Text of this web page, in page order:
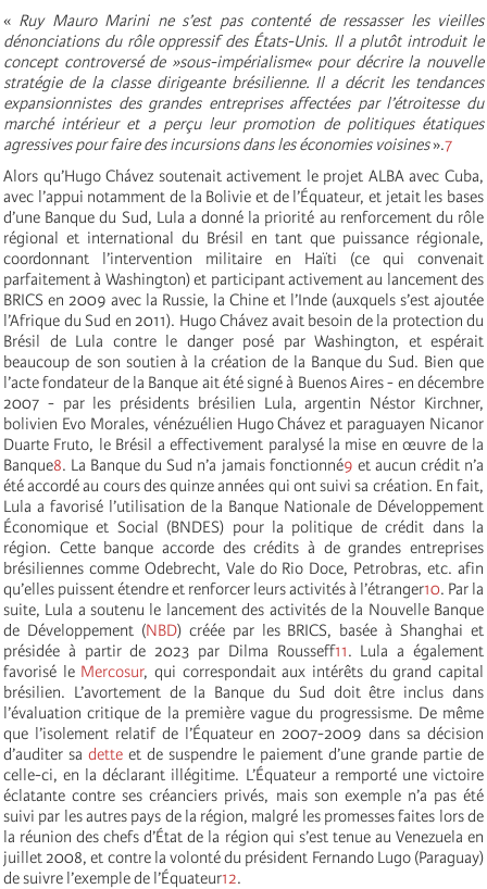
« Ruy Mauro Marini ne s’est pas contenté de ressasser les vieilles
dénonciations du rôle oppressif des États-Unis. Il a plutôt introduit le
concept controversé de »sous-impérialisme« pour décrire la nouvelle
stratégie de la classe dirigeante brésilienne. Il a décrit les tendances
expansionnistes des grandes entreprises affectées par l’étroitesse du
marché intérieur et a perçu leur promotion de politiques étatiques
agressives pour faire des incursions dans les économies voisines».7
Alors qu’Hugo Chávez soutenait activement le projet ALBA avec Cuba,
avec l’appui notamment de la Bolivie et de l’Équateur, et jetait les bases
d’une Banque du Sud, Lula a donné la priorité au renforcement du rôle
régional et international du Brésil en tant que puissance régionale,
coordonnant l’intervention militaire en Haïti (ce qui convenait
parfaitement à Washington) et participant activement au lancement des
BRICS en 2009 avec la Russie, la Chine et l’Inde (auxquels s’est ajoutée
l’Afrique du Sud en 2011). Hugo Chávez avait besoin de la protection du
Brésil de Lula contre le danger posé par Washington, et espérait
beaucoup de son soutien à la création de la Banque du Sud. Bien que
l’acte fondateur de la Banque ait été signé à Buenos Aires - en décembre
2007 - par les présidents brésilien Lula, argentin Néstor Kirchner,
bolivien Evo Morales, vénézuélien Hugo Chávez et paraguayen Nicanor
Duarte Fruto, le Brésil a effectivement paralysé la mise en œuvre de la
Banque8. La Banque du Sud n’a jamais fonctionné9 et aucun crédit n’a
été accordé au cours des quinze années qui ont suivi sa création. En fait,
Lula a favorisé l’utilisation de la Banque Nationale de Développement
Économique et Social (BNDES) pour la politique de crédit dans la
région. Cette banque accorde des crédits à de grandes entreprises
brésiliennes comme Odebrecht, Vale do Rio Doce, Petrobras, etc. afin
qu’elles puissent étendre et renforcer leurs activités à l’étranger10. Par la
suite, Lula a soutenu le lancement des activités de la Nouvelle Banque
de Développement (NBD) créée par les BRICS, basée à Shanghai et
présidée à partir de 2023 par Dilma Rousseff11. Lula a également
favorisé le Mercosur, qui correspondait aux intérêts du grand capital
brésilien. L’avortement de la Banque du Sud doit être inclus dans
l’évaluation critique de la première vague du progressisme. De même
que l’isolement relatif de l’Équateur en 2007-2009 dans sa décision
d’auditer sa dette et de suspendre le paiement d’une grande partie de
celle-ci, en la déclarant illégitime. L’Équateur a remporté une victoire
éclatante contre ses créanciers privés, mais son exemple n’a pas été
suivi par les autres pays de la région, malgré les promesses faites lors de
la réunion des chefs d’État de la région qui s’est tenue au Venezuela en
juillet 2008, et contre la volonté du président Fernando Lugo (Paraguay)
de suivre l’exemple de l’Équateur12.